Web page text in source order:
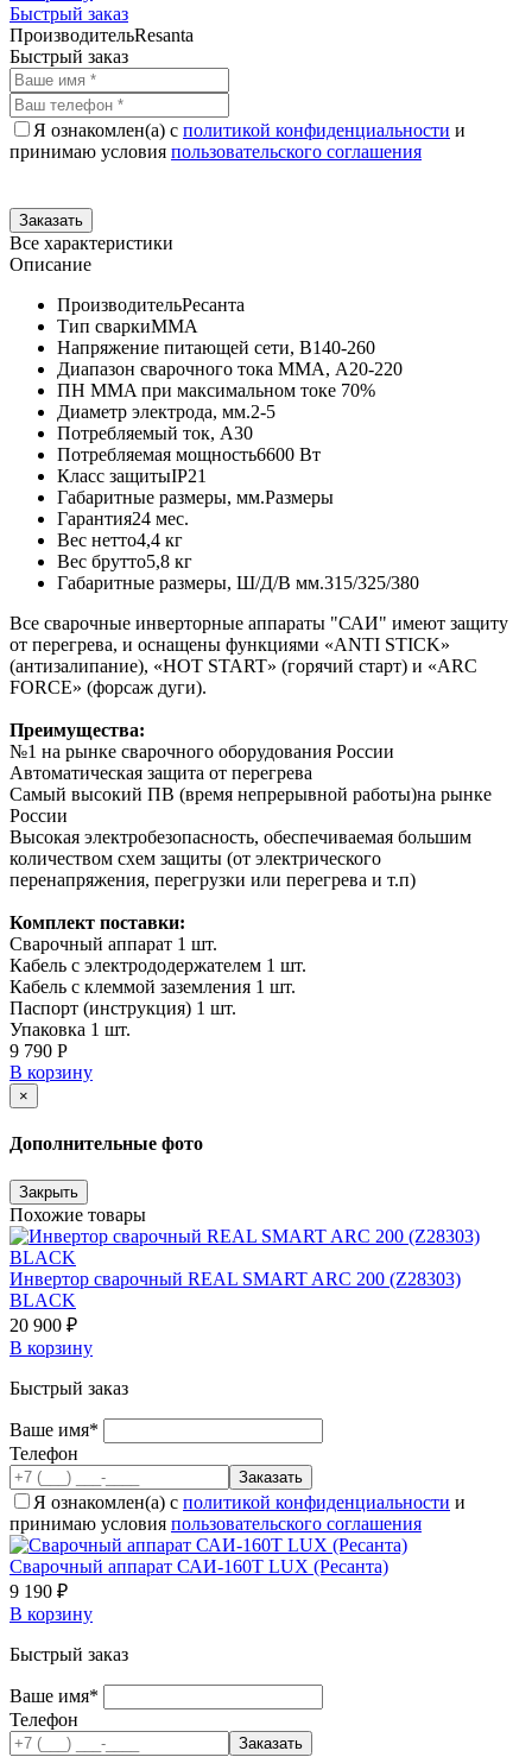
Быстрый заказ
ПроизводительResanta
Быстрый заказ
Я ознакомлен(а) с политикой конфиденциальности и
принимаю условия пользовательского соглашения
Все характеристики
Описание
ПроизводительРесанта
Тип сваркиMMA
Напряжение питающей сети, В140-260
Диапазон сварочного тока MMA, А20-220
ПН MMA при максимальном токе 70%
Диаметр электрода, мм.2-5
Потребляемый ток, А30
Потребляемая мощность6600 Вт
Класс защитыIP21
Габаритные размеры, мм.Размеры
Гарантия24 мес.
Вес нетто4,4 кг
Вес брутто5,8 кг
Габаритные размеры, Ш/Д/В мм.315/325/380
Все сварочные инверторные аппараты "САИ" имеют защиту
от перегрева, и оснащены функциями «ANTI STICK»
(антизалипание), «HOT START» (горячий старт) и «ARC
FORCE» (форсаж дуги).
Преимущества:
№1 на рынке сварочного оборудования России
Автоматическая защита от перегрева
Самый высокий ПВ (время непрерывной работы)на рынке
России
Высокая электробезопасность, обеспечиваемая большим
количеством схем защиты (от электрического
перенапряжения, перегрузки или перегрева и т.п)
Комплект поставки:
Сварочный аппарат 1 шт.
Кабель с электрододержателем 1 шт.
Кабель с клеммой заземления 1 шт.
Паспорт (инструкция) 1 шт.
Упаковка 1 шт.
9 790 Р
В корзину
×
Дополнительные фото
Закрыть
Похожие товары
Инвертор сварочный REAL SMART ARC 200 (Z28303)
BLACK
20 900 ₽
В корзину
Быстрый заказ
Ваше имя*
Телефон
Я ознакомлен(а) с политикой конфиденциальности и
принимаю условия пользовательского соглашения
Сварочный аппарат САИ-160Т LUX (Ресанта)
9 190 ₽
В корзину
Быстрый заказ
Ваше имя*
Телефон